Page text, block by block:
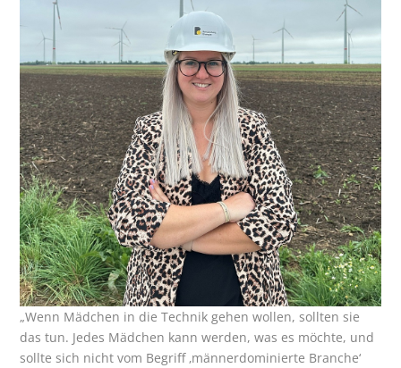
„Wenn Mädchen in die Technik gehen wollen, sollten sie
das tun. Jedes Mädchen kann werden, was es möchte, und
sollte sich nicht vom Begriff ‚männerdominierte Branche‘